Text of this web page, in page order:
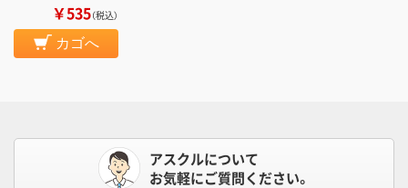
￥535（税込）
カゴへ
アスクルについて
お気軽にご質問ください。